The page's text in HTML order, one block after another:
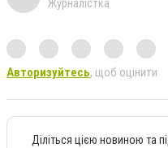
Журналістка
Авторизуйтесь, щоб оцінити
Діліться цією новиною та